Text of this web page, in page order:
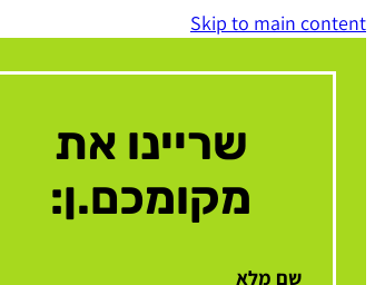
Skip to main content
שריינו את
מקומכם.ן:
שם מלא